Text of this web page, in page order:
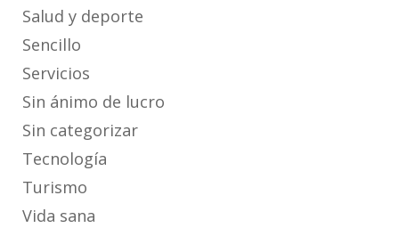
Salud y deporte
Sencillo
Servicios
Sin ánimo de lucro
Sin categorizar
Tecnología
Turismo
Vida sana